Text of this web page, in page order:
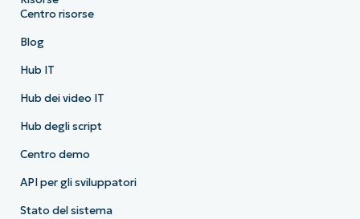
Centro risorse
Blog
Hub IT
Hub dei video IT
Hub degli script
Centro demo
API per gli sviluppatori
Stato del sistema